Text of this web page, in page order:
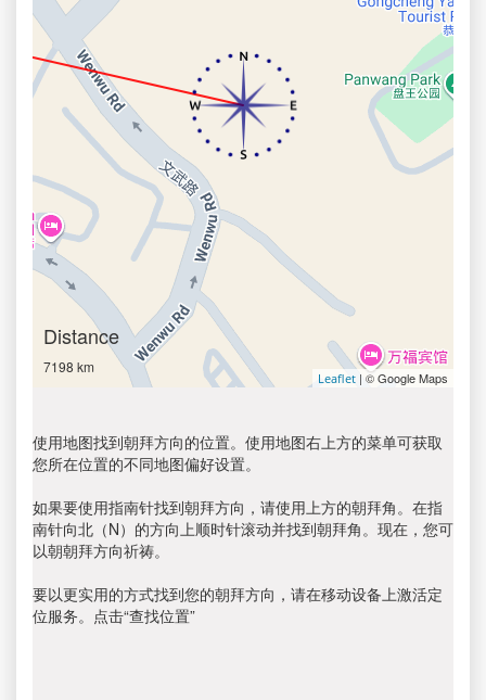
Distance
7198 km
Leaflet | © Google Maps
使用地图找到朝拜方向的位置。使用地图右上方的菜单可获取
您所在位置的不同地图偏好设置。
如果要使用指南针找到朝拜方向，请使用上方的朝拜角。在指
南针向北（N）的方向上顺时针滚动并找到朝拜角。现在，您可
以朝朝拜方向祈祷。
要以更实用的方式找到您的朝拜方向，请在移动设备上激活定
位服务。点击“查找位置”